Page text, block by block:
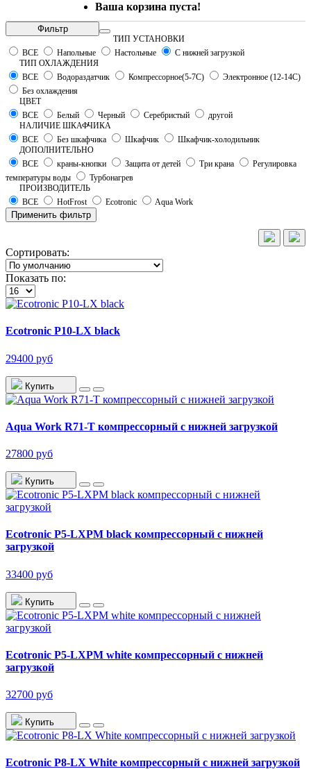
Ваша корзина пуста!
Фильтр
ТИП УСТАНОВКИ
ВСЕ
Напольные Настольные
С нижней загрузкой
ТИП ОХЛАЖДЕНИЯ
ВСЕ
Водораздатчик Компрессорное(5-7С)
Электронное (12-14С)
Без охлаждения
ЦВЕТ
ВСЕ
Белый Черный Серебристый
другой
НАЛИЧИЕ ШКАФЧИКА
ВСЕ
Без шкафчика Шкафчик
Шкафчик-холодильник
ДОПОЛНИТЕЛЬНО
ВСЕ
краны-кнопки Защита от детей Три крана
Регулировка
температуры воды
Турбонагрев
ПРОИЗВОДИТЕЛЬ
ВСЕ
HotFrost Ecotronic Aqua Work
Применить фильтр
Сортировать:
Показать по:
Ecotronic P10-LX black
29400 руб
Купить
Aqua Work R71-T компрессорный с нижней загрузкой
27800 руб
Купить
Ecotronic P5-LXPM black компрессорный с нижней
загрузкой
33400 руб
Купить
Ecotronic P5-LXPM white компрессорный с нижней
загрузкой
32700 руб
Купить
Ecotronic P8-LX White компрессорный с нижней загрузкой